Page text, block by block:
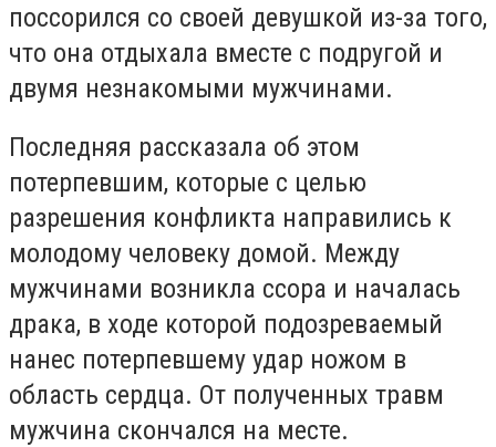
поссорился со своей девушкой из-за того,
что она отдыхала вместе с подругой и
двумя незнакомыми мужчинами.
Последняя рассказала об этом
потерпевшим, которые с целью
разрешения конфликта направились к
молодому человеку домой. Между
мужчинами возникла ссора и началась
драка, в ходе которой подозреваемый
нанес потерпевшему удар ножом в
область сердца. От полученных травм
мужчина скончался на месте.